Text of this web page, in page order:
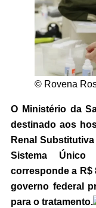
© Rovena
O Ministério da
destinado aos
Renal
Sistema
corresponde a R$
governo federal
para o tratamento.